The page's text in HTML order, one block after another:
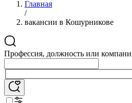
Главная
/
вакансии в Кошурникове
Профессия, должность или